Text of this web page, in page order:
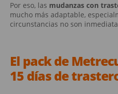
Por eso, las mudanzas con
mucho más adaptable,
circunstancias no son
El pack de
15 días de